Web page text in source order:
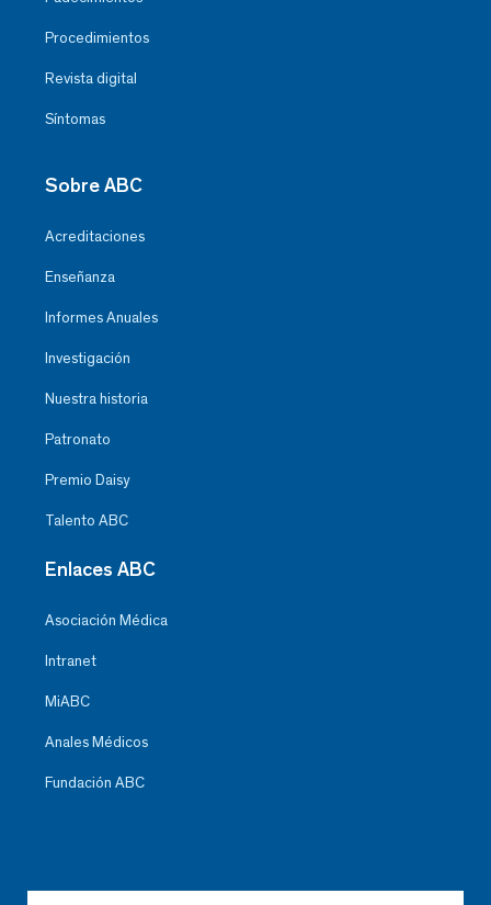
Procedimientos
Revista digital
Síntomas
Sobre ABC
Acreditaciones
Enseñanza
Informes Anuales
Investigación
Nuestra historia
Patronato
Premio Daisy
Talento ABC
Enlaces ABC
Asociación Médica
Intranet
MiABC
Anales Médicos
Fundación ABC